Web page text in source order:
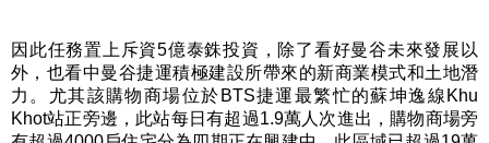
因此任務置上斥資5億泰銖投資，除了看好曼谷未來發展以
外，也看中曼谷捷運積極建設所帶來的新商業模式和土地潛
力。尤其該購物商場位於 BTS捷運最繁忙的蘇坤逸線 Khu
Khot站正旁邊，此站每日有超過1.9萬人次進出，購物商場旁